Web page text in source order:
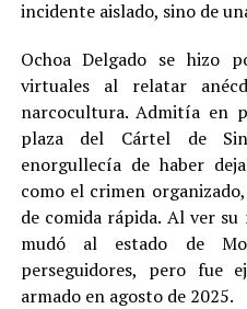
incidente aislado, sino de
Ochoa Delgado se hizo
virtuales al relatar
narcocultura. Admitía en
plaza del Cártel de
enorgullecía de haber
como el crimen
de comida rápida. Al ver
mudó al estado de
perseguidores, pero fue
armado en agosto de 2025.